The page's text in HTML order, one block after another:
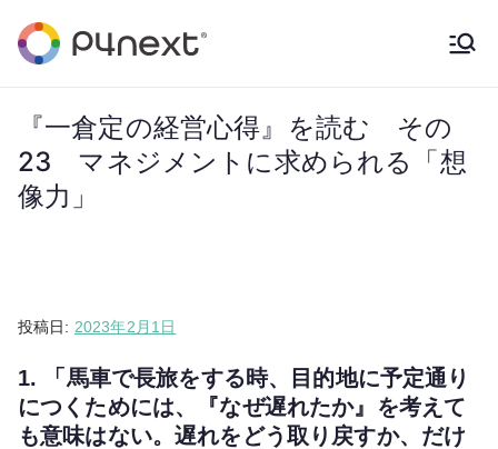
『一倉定の経営心得』を読む その
23 マネジメントに求められる「想
像力」
投稿日: 2023年2月1日
1. 「馬車で長旅をする時、目的地に予定通り
につくためには、『なぜ遅れたか』を考えて
も意味はない。遅れをどう取り戻すか、だけ